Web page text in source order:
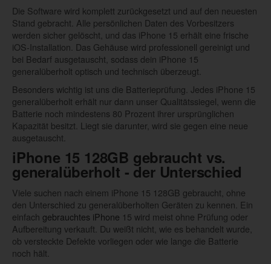
Die Software wird komplett zurückgesetzt und auf den neuesten
Stand gebracht. Alle persönlichen Daten des Vorbesitzers
werden sicher gelöscht, und das iPhone 15 erhält eine frische
iOS-Installation. Das Gehäuse wird professionell gereinigt und
bei Bedarf ausgetauscht, sodass dein iPhone 15
generalüberholt optisch und technisch überzeugt.
Besonders wichtig ist uns die Batterieprüfung. Jedes iPhone 15
generalüberholt erhält nur dann unser Qualitätssiegel, wenn die
Batterie noch mindestens 80 Prozent ihrer ursprünglichen
Kapazität besitzt. Liegt sie darunter, wird sie gegen eine neue
ausgetauscht.
iPhone 15 128GB gebraucht vs.
generalüberholt - der Unterschied
Viele suchen nach einem iPhone 15 128GB gebraucht, ohne
den Unterschied zu generalüberholten Geräten zu kennen. Ein
einfach gebrauchtes iPhone 15 wird meist ohne Prüfung oder
Aufbereitung verkauft. Du weißt nicht, wie es behandelt wurde,
ob versteckte Defekte vorliegen oder wie lange die Batterie
noch hält.